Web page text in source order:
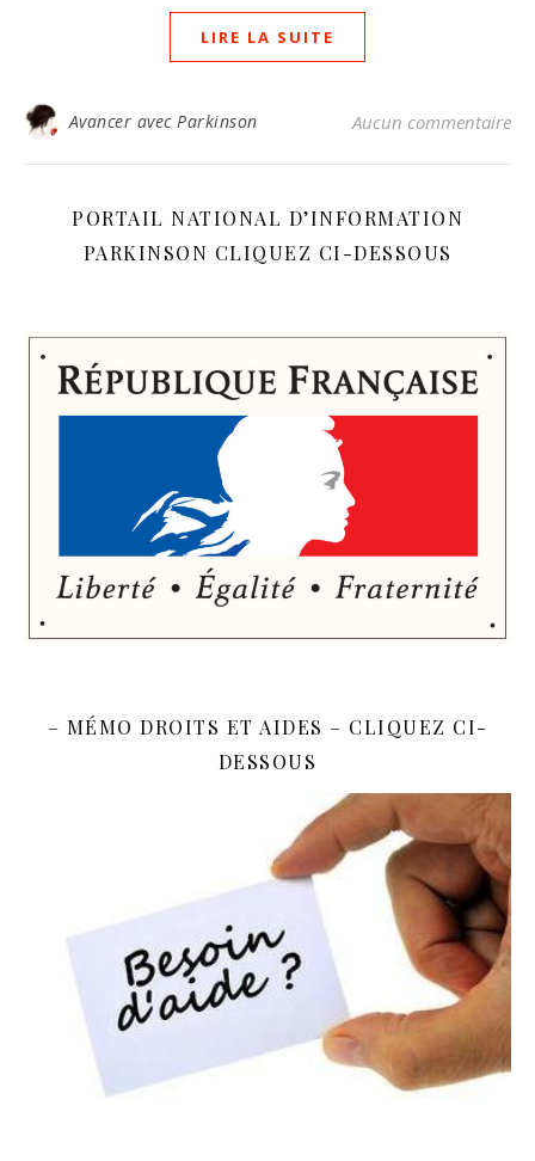
LIRE LA SUITE
Avancer avec Parkinson Aucun commentaire
PORTAIL NATIONAL D’INFORMATION
PARKINSON CLIQUEZ CI-DESSOUS
– MÉMO DROITS ET AIDES – CLIQUEZ CI-
DESSOUS